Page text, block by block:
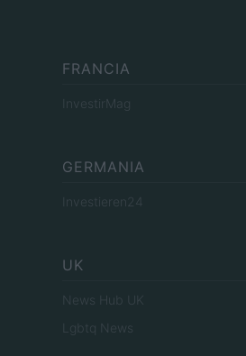
FRANCIA
InvestirMag
GERMANIA
Investieren24
UK
News Hub UK
Lgbtq News